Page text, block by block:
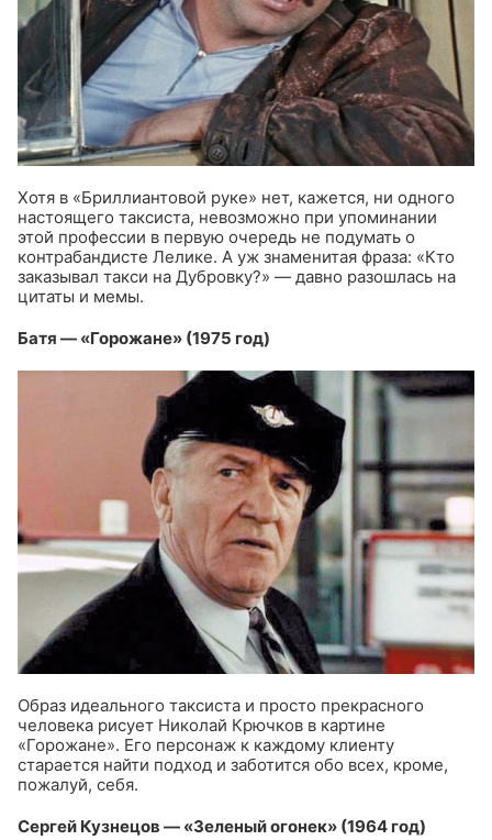
Хотя в «Бриллиантовой руке» нет, кажется, ни одного
настоящего таксиста, невозможно при упоминании
этой профессии в первую очередь не подумать о
контрабандисте Лелике. А уж знаменитая фраза: «Кто
заказывал такси на Дубровку?» — давно разошлась на
цитаты и мемы.
Батя — «Горожане» (1975 год)
Образ идеального таксиста и просто прекрасного
человека рисует Николай Крючков в картине
«Горожане». Его персонаж к каждому клиенту
старается найти подход и заботится обо всех, кроме,
пожалуй, себя.
Сергей Кузнецов — «Зеленый огонек» (1964 год)